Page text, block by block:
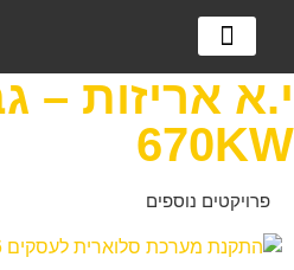
י.א אריזות –
670KW
פרויקטים נוספים